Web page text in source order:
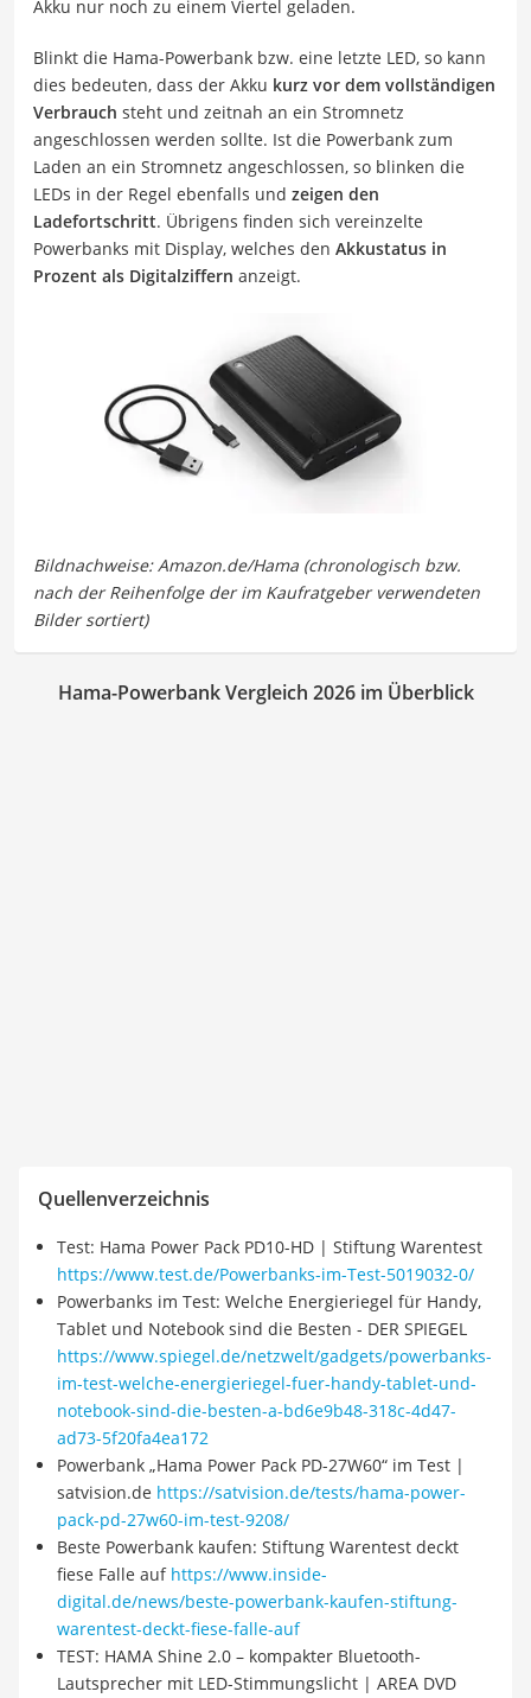
Akku nur noch zu einem Viertel geladen.
Blinkt die Hama-Powerbank bzw. eine letzte LED, so kann
dies bedeuten, dass der Akku kurz vor dem vollständigen
Verbrauch steht und zeitnah an ein Stromnetz
angeschlossen werden sollte. Ist die Powerbank zum
Laden an ein Stromnetz angeschlossen, so blinken die
LEDs in der Regel ebenfalls und zeigen den
Ladefortschritt. Übrigens finden sich vereinzelte
Powerbanks mit Display, welches den Akkustatus in
Prozent als Digitalziffern anzeigt.
Hama-Powerbank Vergleich 2026 im Überblick
Quellenverzeichnis
Test: Hama Power Pack PD10-HD | Stiftung Warentest
https://www.test.de/Powerbanks-im-Test-5019032-0/
Powerbanks im Test: Welche Energieriegel für Handy,
Tablet und Notebook sind die Besten - DER SPIEGEL
https://www.spiegel.de/netzwelt/gadgets/powerbanks-
im-test-welche-energieriegel-fuer-handy-tablet-und-
notebook-sind-die-besten-a-bd6e9b48-318c-4d47-
ad73-5f20fa4ea172
Powerbank „Hama Power Pack PD-27W60“ im Test |
satvision.de https://satvision.de/tests/hama-power-
pack-pd-27w60-im-test-9208/
Beste Powerbank kaufen: Stiftung Warentest deckt
fiese Falle auf https://www.inside-
digital.de/news/beste-powerbank-kaufen-stiftung-
warentest-deckt-fiese-falle-auf
TEST: HAMA Shine 2.0 – kompakter Bluetooth-
Lautsprecher mit LED-Stimmungslicht | AREA DVD